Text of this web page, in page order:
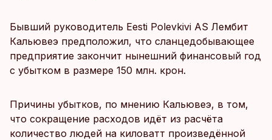
Бывший руководитель Eesti Polevkivi AS Лембит
Кальювеэ предположил, что сланцедобывающее
предприятие закончит нынешний финансовый год
с убытком в размере 150 млн. крон.
Причины убытков, по мнению Кальювеэ, в том,
что сокращение расходов идёт из расчёта
количество людей на киловатт произведённой